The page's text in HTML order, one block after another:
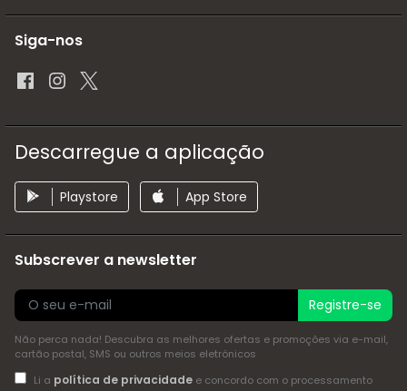
Siga-nos
Descarregue a aplicação
Playstore App Store
Subscrever a newsletter
Registre-se
Não perca nada! Descubra as melhores ofertas e promoções via e-mail,
cartão postal, SMS ou outros meios eletrónicos
Li a política de privacidadee concordo com o processamento